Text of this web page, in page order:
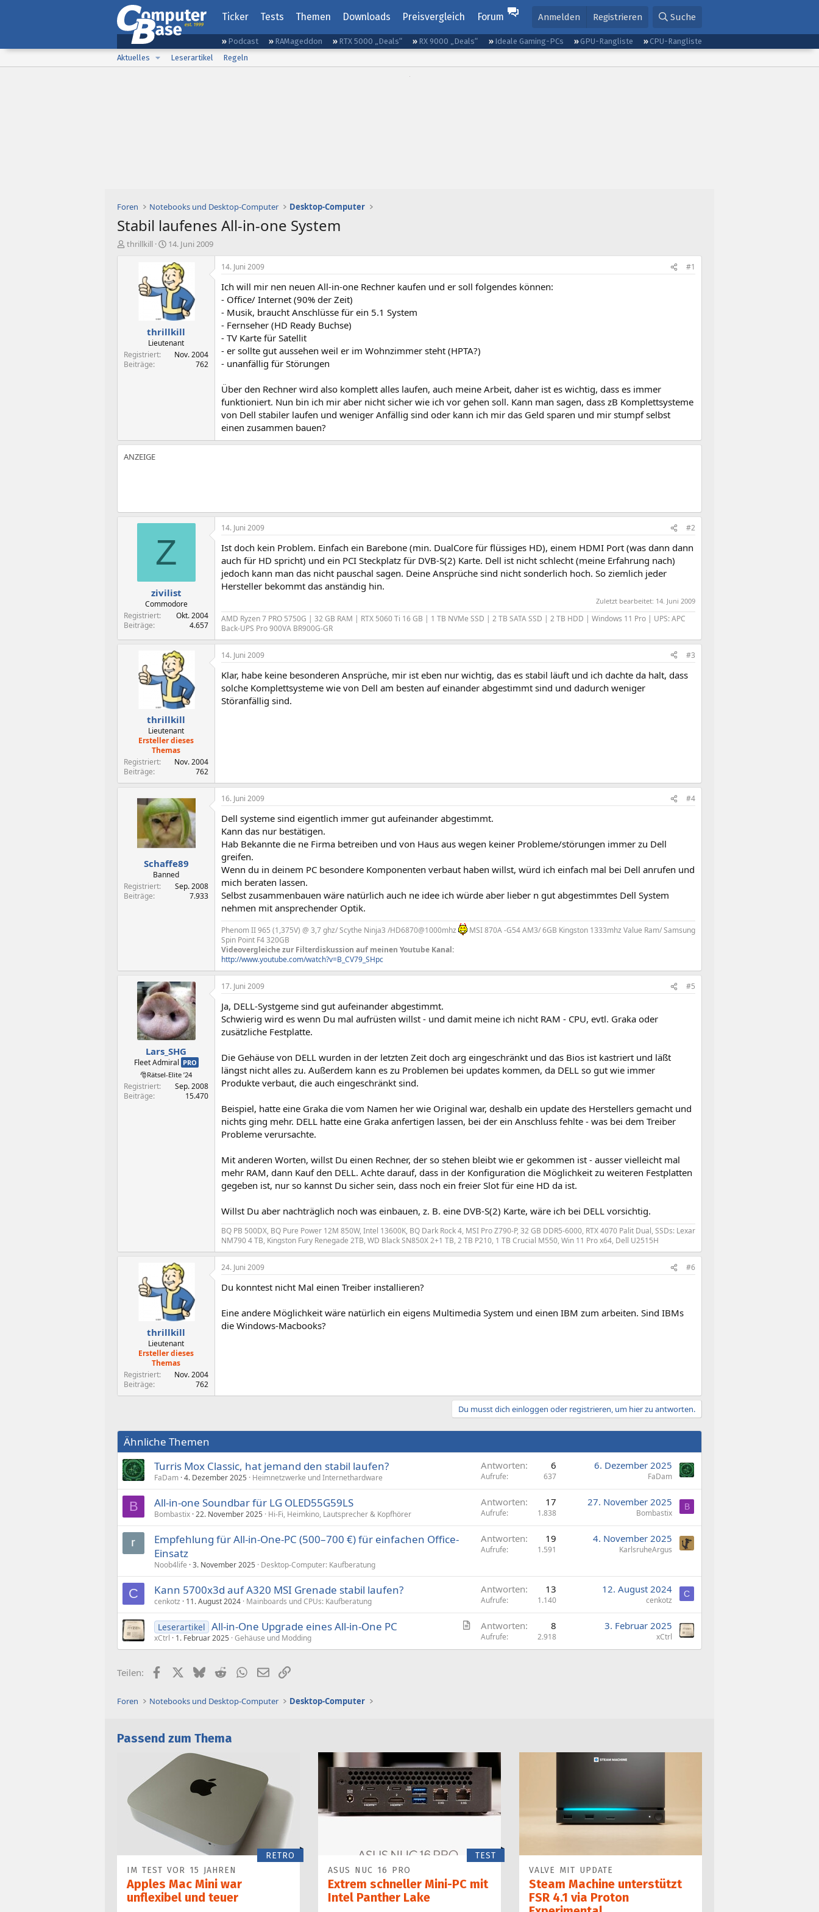
Ticker Tests Themen Downloads Preisvergleich Forum Anmelden Registrieren Suche
Podcast RAMageddon RTX 5000 „Deals“ RX 9000 „Deals“ Ideale Gaming-PCs GPU-Rangliste
CPU-Rangliste
Aktuelles
Leserartikel Regeln
Foren Notebooks und Desktop-Computer Desktop-Computer
Stabil laufenes All-in-one System
E
thrillkill
E
s
t
e
l
t
a
m
14. Juni 2009
thrillkill
Lieutenant
Registriert
Nov. 2004
Beiträge
762
14. Juni 2009 #1
Ich will mir nen neuen All-in-one Rechner kaufen und er soll folgendes können:
- Office/ Internet (90% der Zeit)
- Musik, braucht Anschlüsse für ein 5.1 System
- Fernseher (HD Ready Buchse)
- TV Karte für Satellit
- er sollte gut aussehen weil er im Wohnzimmer steht (HPTA?)
- unanfällig für Störungen
Über den Rechner wird also komplett alles laufen, auch meine Arbeit, daher ist es wichtig, dass es immer
funktioniert. Nun bin ich mir aber nicht sicher wie ich vor gehen soll. Kann man sagen, dass zB Komplettsysteme
von Dell stabiler laufen und weniger Anfällig sind oder kann ich mir das Geld sparen und mir stumpf selbst
einen zusammen bauen?
Z
zivilist
Commodore
Registriert
Okt. 2004
Beiträge
4.657
14. Juni 2009 #2
Ist doch kein Problem. Einfach ein Barebone (min. DualCore für flüssiges HD), einem HDMI Port (was dann dann
auch für HD spricht) und ein PCI Steckplatz für DVB-S(2) Karte. Dell ist nicht schlecht (meine Erfahrung nach)
jedoch kann man das nicht pauschal sagen. Deine Ansprüche sind nicht sonderlich hoch. So ziemlich jeder
Hersteller bekommt das anständig hin.
Zuletzt bearbeitet: 14. Juni 2009
AMD Ryzen 7 PRO 5750G | 32 GB RAM | RTX 5060 Ti 16 GB | 1 TB NVMe SSD | 2 TB SATA SSD | 2 TB HDD | Windows 11 Pro | UPS: APC
Back-UPS Pro 900VA BR900G-GR
thrillkill
Lieutenant
Ersteller dieses
Themas
Registriert
Nov. 2004
Beiträge
762
14. Juni 2009 #3
Klar, habe keine besonderen Ansprüche, mir ist eben nur wichtig, das es stabil läuft und ich dachte da halt, dass
solche Komplettsysteme wie von Dell am besten auf einander abgestimmt sind und dadurch weniger
Störanfällig sind.
Schaffe89
Banned
Registriert
Sep. 2008
Beiträge
7.933
16. Juni 2009 #4
Dell systeme sind eigentlich immer gut aufeinander abgestimmt.
Kann das nur bestätigen.
Hab Bekannte die ne Firma betreiben und von Haus aus wegen keiner Probleme/störungen immer zu Dell
greifen.
Wenn du in deinem PC besondere Komponenten verbaut haben willst, würd ich einfach mal bei Dell anrufen und
mich beraten lassen.
Selbst zusammenbauen wäre natürlich auch ne idee ich würde aber lieber n gut abgestimmtes Dell System
nehmen mit ansprechender Optik.
Phenom II 965 (1,375V) @ 3,7 ghz/ Scythe Ninja3 /HD6870@1000mhz
MSI 870A -G54 AM3/ 6GB Kingston 1333mhz Value Ram/ Samsung
Spin Point F4 320GB
Videovergleiche zur Filterdiskussion auf meinen Youtube Kanal:
http://www.youtube.com/watch?v=B_CV79_SHpc
Lars_SHG
Fleet Admiral PRO
🎅Rätsel-Elite ’24
Registriert
Sep. 2008
Beiträge
15.470
17. Juni 2009 #5
Ja, DELL-Systgeme sind gut aufeinander abgestimmt.
Schwierig wird es wenn Du mal aufrüsten willst - und damit meine ich nicht RAM - CPU, evtl. Graka oder
zusätzliche Festplatte.
Die Gehäuse von DELL wurden in der letzten Zeit doch arg eingeschränkt und das Bios ist kastriert und läßt
längst nicht alles zu. Außerdem kann es zu Problemen bei updates kommen, da DELL so gut wie immer
Produkte verbaut, die auch eingeschränkt sind.
Beispiel, hatte eine Graka die vom Namen her wie Original war, deshalb ein update des Herstellers gemacht und
nichts ging mehr. DELL hatte eine Graka anfertigen lassen, bei der ein Anschluss fehlte - was bei dem Treiber
Probleme verursachte.
Mit anderen Worten, willst Du einen Rechner, der so stehen bleibt wie er gekommen ist - ausser vielleicht mal
mehr RAM, dann Kauf den DELL. Achte darauf, dass in der Konfiguration die Möglichkeit zu weiteren Festplatten
gegeben ist, nur so kannst Du sicher sein, dass noch ein freier Slot für eine HD da ist.
Willst Du aber nachträglich noch was einbauen, z. B. eine DVB-S(2) Karte, wäre ich bei DELL vorsichtig.
BQ PB 500DX, BQ Pure Power 12M 850W, Intel 13600K, BQ Dark Rock 4, MSI Pro Z790-P, 32 GB DDR5-6000, RTX 4070 Palit Dual, SSDs: Lexar
NM790 4 TB, Kingston Fury Renegade 2TB, WD Black SN850X 2+1 TB, 2 TB P210, 1 TB Crucial M550, Win 11 Pro x64, Dell U2515H
thrillkill
Lieutenant
Ersteller dieses
Themas
Registriert
Nov. 2004
Beiträge
762
24. Juni 2009 #6
Du konntest nicht Mal einen Treiber installieren?
Eine andere Möglichkeit wäre natürlich ein eigens Multimedia System und einen IBM zum arbeiten. Sind IBMs
die Windows-Macbooks?
Du musst dich einloggen oder registrieren, um hier zu antworten.
Ähnliche Themen
Turris Mox Classic, hat jemand den stabil laufen?
FaDam 4. Dezember 2025 Heimnetzwerke und Internethardware
Antworten 6
Aufrufe 637
6. Dezember 2025
FaDam
B All-in-one Soundbar für LG OLED55G59LS
Bombastix 22. November 2025 Hi-Fi, Heimkino, Lautsprecher & Kopfhörer
Antworten 17
Aufrufe 1.838
27. November 2025
Bombastix
B
Empfehlung für All-in-One-PC (500–700 €) für einfachen Office-
Einsatz
Noob4life 3. November 2025 Desktop-Computer: Kaufberatung
Antworten 19
Aufrufe 1.591
4. November 2025
KarlsruheArgus
C Kann 5700x3d auf A320 MSI Grenade stabil laufen?
cenkotz 11. August 2024 Mainboards und CPUs: Kaufberatung
Antworten 13
Aufrufe 1.140
12. August 2024
cenkotz
C
t
Leserartikel All-in-One Upgrade eines All-in-One PC
xCtrl 1. Februar 2025 Gehäuse und Modding
Antworten 8
Aufrufe 2.918
3. Februar 2025
xCtrl
Teilen: FacebookX (Twitter)
BlueskyRedditWhatsApp
E-MailLink
Foren Notebooks und Desktop-Computer Desktop-Computer
Passend zum Thema
RETRO
IM TEST VOR 15 JAHREN
Apples Mac Mini war
unflexibel und teuer
TEST
ASUS NUC 16 PRO
Extrem schneller Mini-PC mit
Intel Panther Lake
VALVE MIT UPDATE
Steam Machine unterstützt
FSR 4.1 via Proton